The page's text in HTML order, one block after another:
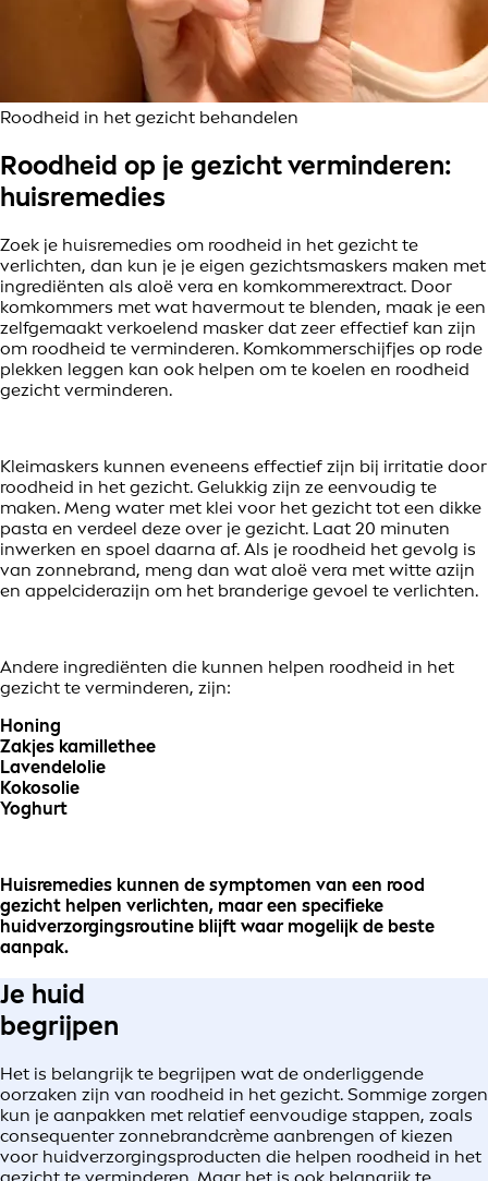
Roodheid in het gezicht behandelen
Roodheid op je gezicht verminderen:
huisremedies
Zoek je huisremedies om roodheid in het gezicht te
verlichten, dan kun je je eigen gezichtsmaskers maken met
ingrediënten als aloë vera en komkommerextract. Door
komkommers met wat havermout te blenden, maak je een
zelfgemaakt verkoelend masker dat zeer effectief kan zijn
om roodheid te verminderen. Komkommerschijfjes op rode
plekken leggen kan ook helpen om te koelen en roodheid
gezicht verminderen.
Kleimaskers kunnen eveneens effectief zijn bij irritatie door
roodheid in het gezicht. Gelukkig zijn ze eenvoudig te
maken. Meng water met klei voor het gezicht tot een dikke
pasta en verdeel deze over je gezicht. Laat 20 minuten
inwerken en spoel daarna af. Als je roodheid het gevolg is
van zonnebrand, meng dan wat aloë vera met witte azijn
en appelciderazijn om het branderige gevoel te verlichten.
Andere ingrediënten die kunnen helpen roodheid in het
gezicht te verminderen, zijn:
Honing
Zakjes kamillethee
Lavendelolie
Kokosolie
Yoghurt
Huisremedies kunnen de symptomen van een rood
gezicht helpen verlichten, maar een specifieke
huidverzorgingsroutine blijft waar mogelijk de beste
aanpak.
Je huid
begrijpen
Het is belangrijk te begrijpen wat de onderliggende
oorzaken zijn van roodheid in het gezicht. Sommige zorgen
kun je aanpakken met relatief eenvoudige stappen, zoals
consequenter zonnebrandcrème aanbrengen of kiezen
voor huidverzorgingsproducten die helpen roodheid in het